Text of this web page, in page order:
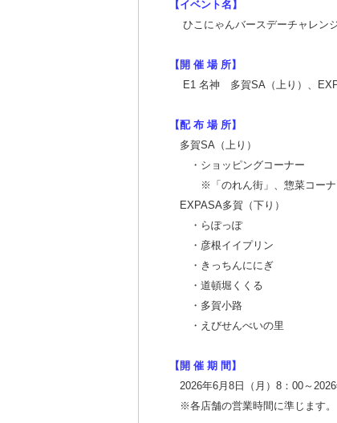
【イベント名】
ひこにゃんバースデーチャレン
【開 催 場 所】
E1 名神 多賀SA（上り）、
【配 布 場 所】
多賀SA（上り）
・ショッピングコーナー
※「のれん街」、惣菜コーナー
EXPASA多賀（下り）
・らぽっぽ
・彦根イイプリン
・きっちんににぎ
・道頓堀くくる
・多賀小路
・えびせんべいの里
【開 催 期 間】
2026年6月8日（月）8：00～
※各店舗の営業時間に準じます。